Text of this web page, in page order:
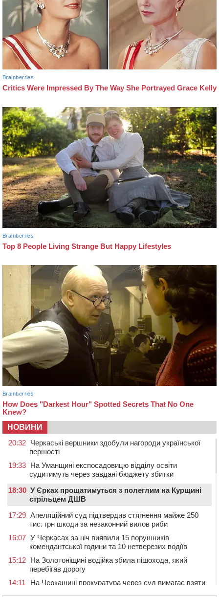
НОВИНИ
20:32 Черкаські вершники здобули нагороди української
першості
19:33 На Уманщині експосадовицю відділу освіти
судитимуть через завдані бюджету збитки
18:30 У Єрках прощатимуться з полеглим на Курщині
стрільцем ДШВ
17:29 Апеляційний суд підтвердив стягнення майже 250
тис. грн шкоди за незаконний вилов риби
16:07 У Черкасах за ніч виявили 15 порушників
комендантської години та 10 нетверезих водіїв
15:12 На Золотоніщині водійка збила пішохода, який
перебігав дорогу
14:11
На Черкащині прокуратура через суд вимагає взяти